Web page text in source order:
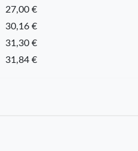
27,00 €
30,16 €
31,30 €
31,84 €